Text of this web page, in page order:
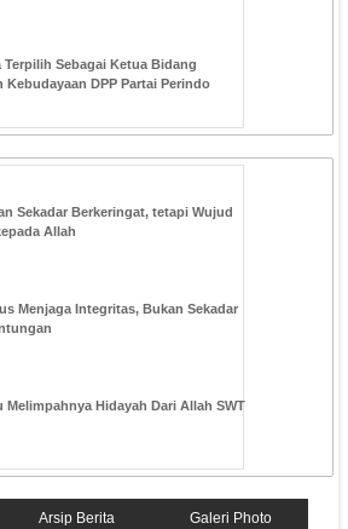
Terpilih Sebagai Ketua Bidang
Kebudayaan DPP Partai Perindo
Sekadar Berkeringat, tetapi Wujud
Allah
Menjaga Integritas, Bukan Sekadar
Melimpahnya Hidayah Dari Allah SWT
Arsip Berita Galeri Photo